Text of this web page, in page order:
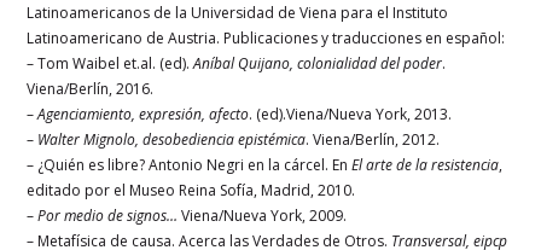
Latinoamericanos de la Universidad de Viena para el Instituto
Latinoamericano de Austria. Publicaciones y traducciones en español:
– Tom Waibel et.al. (ed).Aníbal Quijano, colonialidad del poder.
Viena/Berlín, 2016.
–Agenciamiento, expresión, afecto. (ed).Viena/Nueva York, 2013.
– Walter Mignolo, desobediencia epistémica. Viena/Berlín, 2012.
– ¿Quién es libre? Antonio Negri en la cárcel. EnEl arte de la resistencia,
editado por el Museo Reina Sofía, Madrid, 2010.
–Por medio de signos… Viena/Nueva York, 2009.
– Metafísica de causa. Acerca las Verdades de Otros. Transversal, eipcp